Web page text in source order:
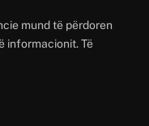
mund të përdoren
informacionit. Të